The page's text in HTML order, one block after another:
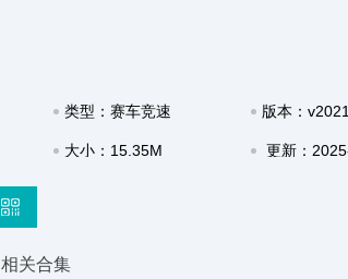
类型：赛车竞速 版本：
大小：15.35M 更新：
相关合集